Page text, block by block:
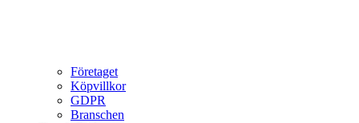
Företaget
Köpvillkor
GDPR
Branschen